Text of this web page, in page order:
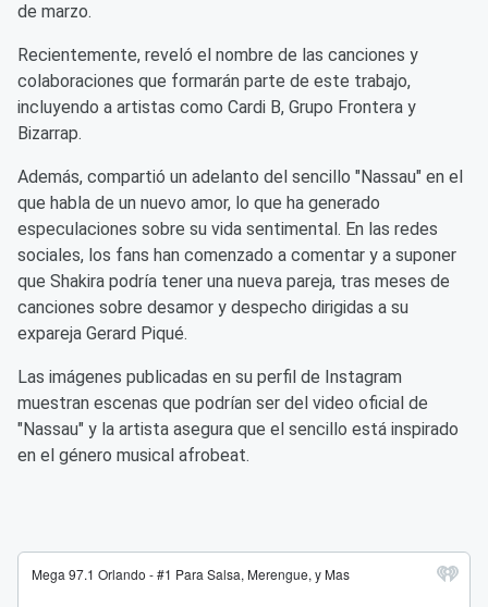
de marzo.
Recientemente, reveló el nombre de las canciones y
colaboraciones que formarán parte de este trabajo,
incluyendo a artistas como Cardi B, Grupo Frontera y
Bizarrap.
Además, compartió un adelanto del sencillo "Nassau" en el
que habla de un nuevo amor, lo que ha generado
especulaciones sobre su vida sentimental. En las redes
sociales, los fans han comenzado a comentar y a suponer
que Shakira podría tener una nueva pareja, tras meses de
canciones sobre desamor y despecho dirigidas a su
expareja Gerard Piqué.
Las imágenes publicadas en su perfil de Instagram
muestran escenas que podrían ser del video oficial de
"Nassau" y la artista asegura que el sencillo está inspirado
en el género musical afrobeat.